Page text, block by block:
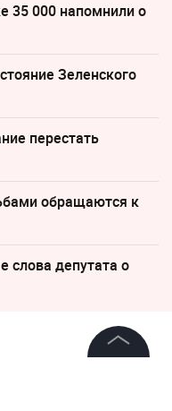
35 000 напомнили о
Зеленского
перестать
обращаются к
слова депутата о